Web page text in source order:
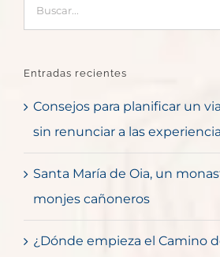
Entradas recientes
Consejos para planificar un
sin renunciar a las
Santa María de Oia, un
monjes cañoneros
¿Dónde empieza el Camino